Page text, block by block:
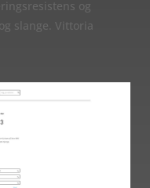
og
slange. Vittoria